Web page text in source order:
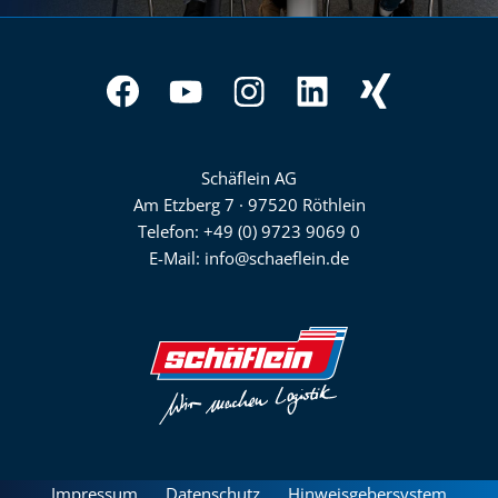
Schäflein
Willkommen
Zusage erhalten. Arbeitsvertrag im
Postfach?
#TeamSchäflein.
Geschafft :)
Schäflein AG
Am Etzberg 7 · 97520 Röthlein
Telefon: +49 (0) 9723 9069 0
E-Mail: info@schaeflein.de